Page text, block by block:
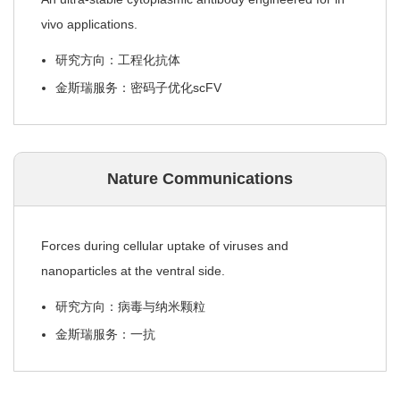
vivo applications.
研究方向：工程化抗体
金斯瑞服务：密码子优化scFV
Nature Communications
Forces during cellular uptake of viruses and
nanoparticles at the ventral side.
研究方向：病毒与纳米颗粒
金斯瑞服务：一抗